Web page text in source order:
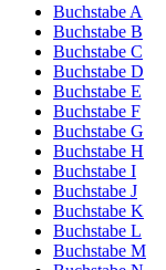
Buchstabe A
Buchstabe B
Buchstabe C
Buchstabe D
Buchstabe E
Buchstabe F
Buchstabe G
Buchstabe H
Buchstabe I
Buchstabe J
Buchstabe K
Buchstabe L
Buchstabe M